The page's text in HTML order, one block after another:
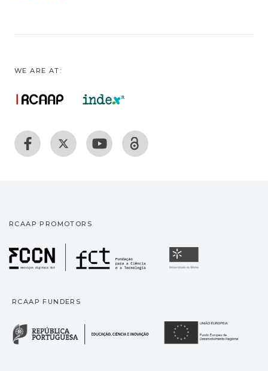
WE ARE AT:
RCAAP PROMOTORS
Fundação para a
RCAAP FUNDERS
República Portuguesa